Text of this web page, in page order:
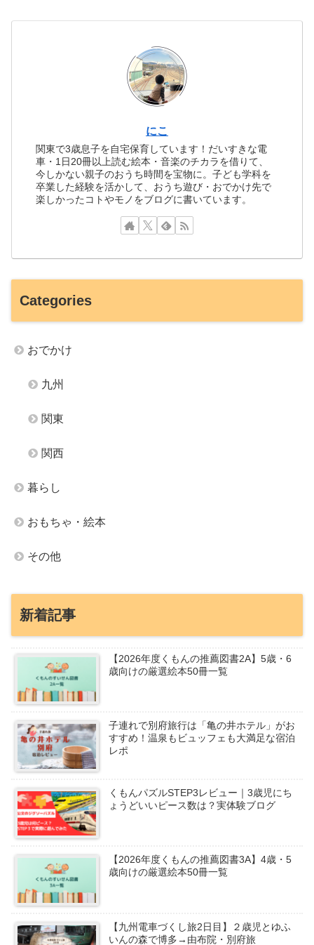
にこ
関東で3歳息子を自宅保育しています！だいすきな電
車・1日20冊以上読む絵本・音楽のチカラを借りて、
今しかない親子のおうち時間を宝物に。子ども学科を
卒業した経験を活かして、おうち遊び・おでかけ先で
楽しかったコトやモノをブログに書いています。
Categories
おでかけ
九州
関東
関西
暮らし
おもちゃ・絵本
その他
新着記事
【2026年度くもんの推薦図書2A】5歳・6
歳向けの厳選絵本50冊一覧
子連れで別府旅行は「亀の井ホテル」がお
すすめ！温泉もビュッフェも大満足な宿泊
レポ
くもんパズルSTEP3レビュー｜3歳児にち
ょうどいいピース数は？実体験ブログ
【2026年度くもんの推薦図書3A】4歳・5
歳向けの厳選絵本50冊一覧
【九州電車づくし旅2日目】２歳児とゆふ
いんの森で博多→由布院・別府旅